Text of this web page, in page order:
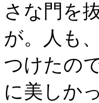
さな門を
が。人も
つけたの
に美しか